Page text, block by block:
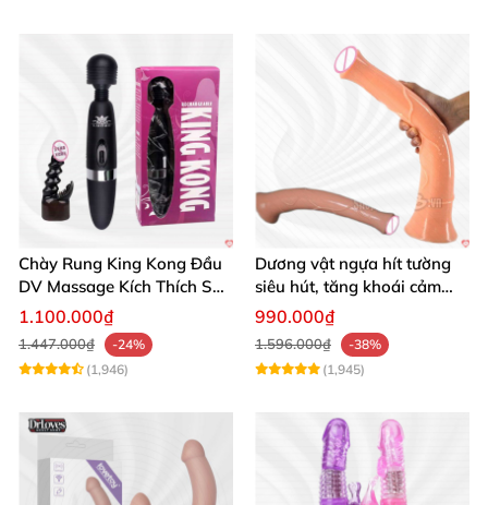
Chày Rung King Kong Đầu
DV Massage Kích Thích Sâu
Mạnh Mẽ
1.100.000₫
1.447.000₫
-24%
(1,946)
Dương vật ngựa hít tường
siêu hút, tăng khoái cảm
tận hưởng
990.000₫
1.596.000₫
-38%
(1,945)